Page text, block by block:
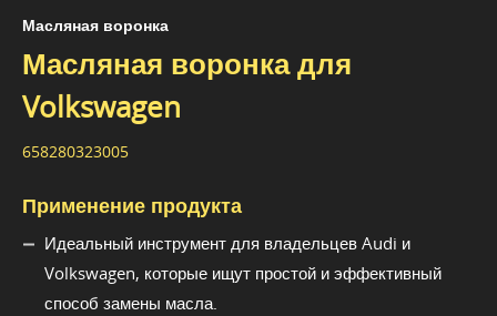
Масляная воронка
Масляная воронка для
Volkswagen
658280323005
Применение продукта
Идеальный инструмент для владельцев Audi и
Volkswagen, которые ищут простой и эффективный
способ замены масла.